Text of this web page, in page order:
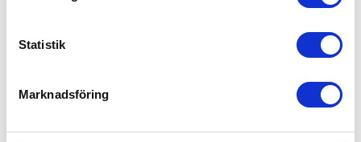
Statistik
Marknadsföring
Att tänka på
hemmet om inte annat avtalats. Material som är bra att
ha hemma är bla dammsugare, golvmopp, hink,